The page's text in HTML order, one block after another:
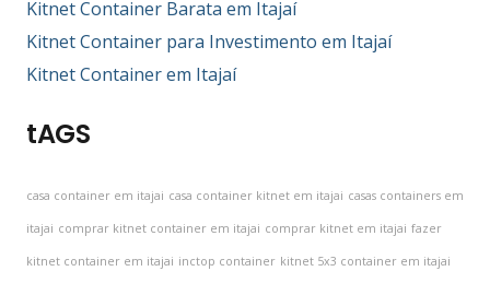
Kitnet Container Barata em Itajaí
Kitnet Container para Investimento em Itajaí
Kitnet Container em Itajaí
tAGS
casa container em itajai casa container kitnet em itajai casas containers em
itajai comprar kitnet container em itajai comprar kitnet em itajai fazer
kitnet container em itajai inctop container kitnet 5x3 container em itajai